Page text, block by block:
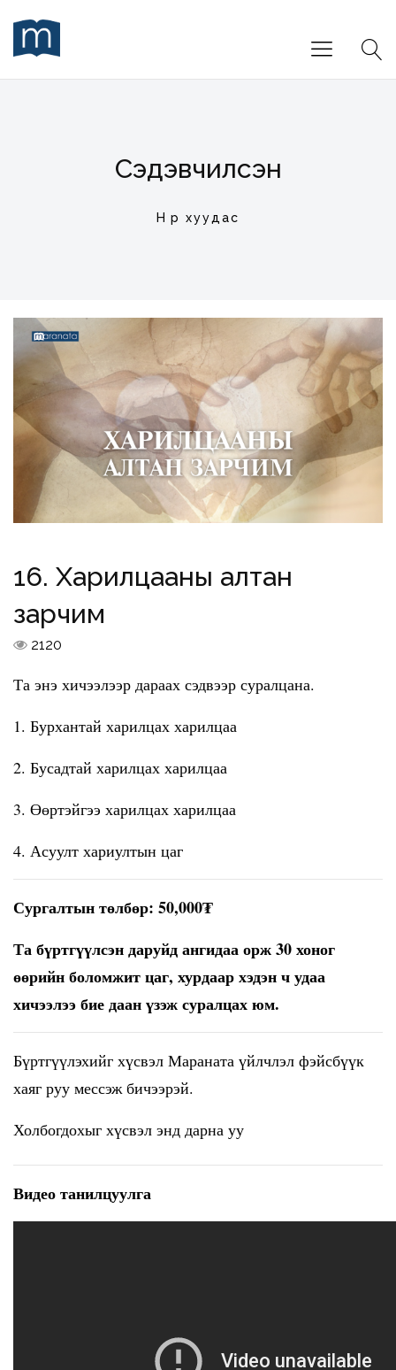
Сэдэвчилсэн
Нүүр хуудас
16. Харилцааны алтан
зарчим
2120
Та энэ хичээлээр дараах сэдвээр суралцана.
1. Бурхантай харилцах харилцаа
2. Бусадтай харилцах харилцаа
3. Өөртэйгээ харилцах харилцаа
4. Асуулт хариултын цаг
Сургалтын төлбөр: 50,000₮
Та бүртгүүлсэн даруйд ангидаа орж 30 хоног
өөрийн боломжит цаг, хурдаар хэдэн ч удаа
хичээлээ бие даан үзэж суралцах юм.
Бүртгүүлэхийг хүсвэл Мараната үйлчлэл фэйсбүүк
хаяг руу мессэж бичээрэй.
Холбогдохыг хүсвэл энд дарна уу
Видео танилцуулга